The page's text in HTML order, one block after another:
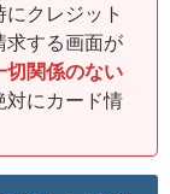
クレジット
求する画面が
切関係のない
対にカード情